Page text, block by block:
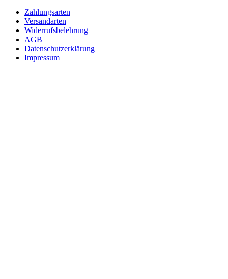
Zahlungsarten
Versandarten
Widerrufsbelehrung
AGB
Datenschutzerklärung
Impressum